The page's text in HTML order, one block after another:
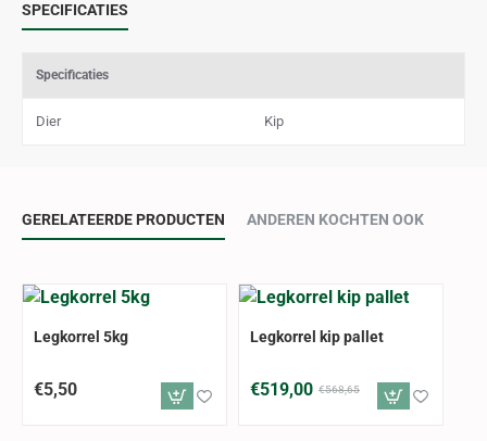
SPECIFICATIES
Specificaties
Dier Kip
GERELATEERDE PRODUCTEN ANDEREN KOCHTEN OOK
Legkorrel 5kg
€5,50
GRATIS VERZENDING
Legkorrel kip pallet
€519,00 €568,65